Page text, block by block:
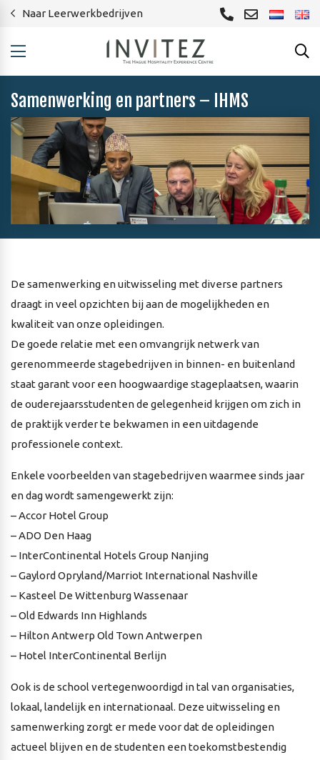
Naar Leerwerkbedrijven
Samenwerking en partners – IHMS
De samenwerking en uitwisseling met diverse partners
draagt in veel opzichten bij aan de mogelijkheden en
kwaliteit van onze opleidingen.
De goede relatie met een omvangrijk netwerk van
gerenommeerde stagebedrijven in binnen- en buitenland
staat garant voor een hoogwaardige stageplaatsen, waarin
de ouderejaarsstudenten de gelegenheid krijgen om zich in
de praktijk verder te bekwamen in een uitdagende
professionele context.
Enkele voorbeelden van stagebedrijven waarmee sinds jaar
en dag wordt samengewerkt zijn:
– Accor Hotel Group
– ADO Den Haag
– InterContinental Hotels Group Nanjing
– Gaylord Opryland/Marriot International Nashville
– Kasteel De Wittenburg Wassenaar
– Old Edwards Inn Highlands
– Hilton Antwerp Old Town Antwerpen
– Hotel InterContinental Berlijn
Ook is de school vertegenwoordigd in tal van organisaties,
lokaal, landelijk en internationaal. Deze uitwisseling en
samenwerking zorgt er mede voor dat de opleidingen
actueel blijven en de studenten een toekomstbestendig